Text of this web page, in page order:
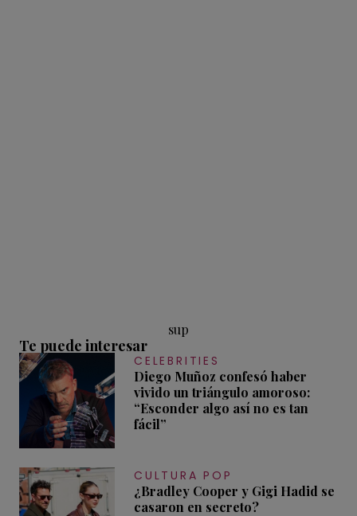
sup
Te puede interesar
CELEBRITIES
Diego Muñoz confesó haber
vivido un triángulo amoroso:
“Esconder algo así no es tan
fácil”
CULTURA POP
¿Bradley Cooper y Gigi Hadid se
casaron en secreto?